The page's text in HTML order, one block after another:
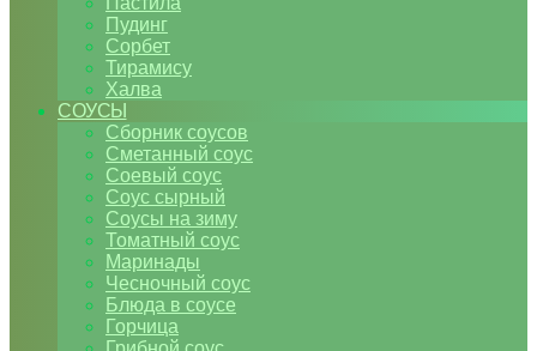
Пудинг
Сорбет
Тирамису
Халва
СОУСЫ
Сборник соусов
Сметанный соус
Соевый соус
Соус сырный
Соусы на зиму
Томатный соус
Маринады
Чесночный соус
Блюда в соусе
Горчица